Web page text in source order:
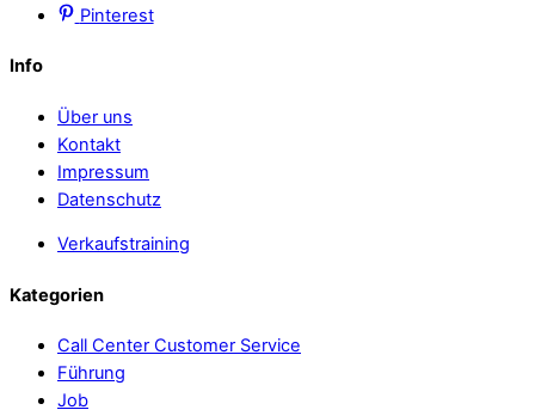
Pinterest
Info
Über uns
Kontakt
Impressum
Datenschutz
Verkaufstraining
Kategorien
Call Center Customer Service
Führung
Job